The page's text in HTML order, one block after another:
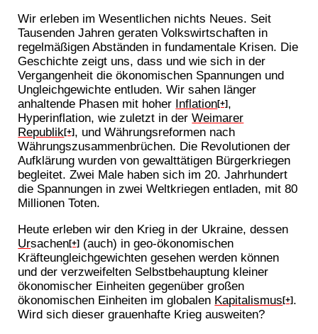
Wir erleben im Wesentlichen nichts Neues. Seit
Tausenden Jahren geraten Volkswirtschaften in
regelmäßigen Abständen in fundamentale Krisen. Die
Geschichte zeigt uns, dass und wie sich in der
Vergangenheit die ökonomischen Spannungen und
Ungleichgewichte entluden. Wir sahen länger
anhaltende Phasen mit hoher Inflation[+],
Hyperinflation, wie zuletzt in derWeimarer
Republik[+], und Währungsreformen nach
Währungszusammenbrüchen. Die Revolutionen der
Aufklärung wurden von gewalttätigen Bürgerkriegen
begleitet. Zwei Male haben sich im 20. Jahrhundert
die Spannungen in zwei Weltkriegen entladen, mit 80
Millionen Toten.
Heute erleben wir den Krieg in der Ukraine, dessen
Ursachen[+] (auch) in geo-ökonomischen
Kräfteungleichgewichten gesehen werden können
und der verzweifelten Selbstbehauptung kleiner
ökonomischer Einheiten gegenüber großen
ökonomischen Einheiten im globalen Kapitalismus[+] .
Wird sich dieser grauenhafte Krieg ausweiten?